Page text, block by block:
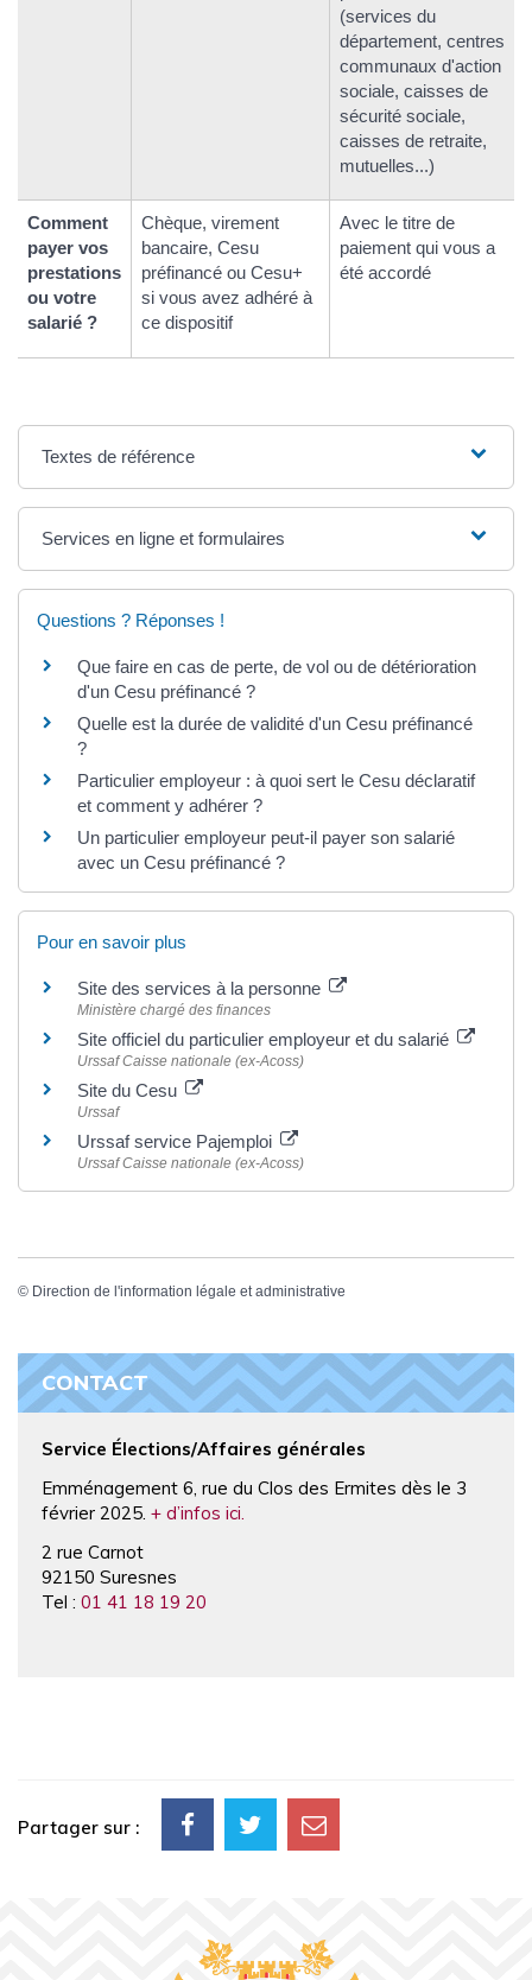
(services du
département, centres
communaux d'action
sociale, caisses de
sécurité sociale,
caisses de retraite,
mutuelles...)
Comment
payer vos
prestations
ou votre
salarié ?
Chèque, virement
bancaire, Cesu
préfinancé ou Cesu+
si vous avez adhéré à
ce dispositif
Avec le titre de
paiement qui vous a
été accordé
Textes de référence
Services en ligne et formulaires
Questions ? Réponses !
Que faire en cas de perte, de vol ou de détérioration
d'un Cesu préfinancé ?
Quelle est la durée de validité d'un Cesu préfinancé
?
Particulier employeur : à quoi sert le Cesu déclaratif
et comment y adhérer ?
Un particulier employeur peut-il payer son salarié
avec un Cesu préfinancé ?
Pour en savoir plus
Site des services à la personne
Ministère chargé des finances
Site officiel du particulier employeur et du salarié
Urssaf Caisse nationale (ex-Acoss)
Site du Cesu
Urssaf
Urssaf service Pajemploi
Urssaf Caisse nationale (ex-Acoss)
© Direction de l'information légale et administrative
CONTACT
Service Élections/Affaires générales
Emménagement 6, rue du Clos des Ermites dès le 3
février 2025. + d’infos ici.
2 rue Carnot
92150 Suresnes
Tel : 01 41 18 19 20
Partager sur :